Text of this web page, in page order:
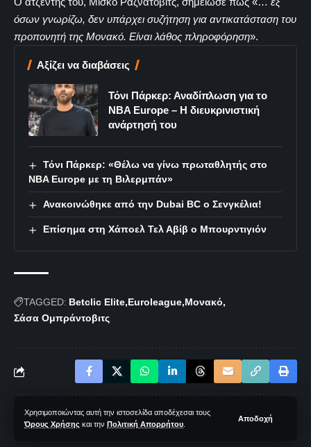
Χρησιμοποιώντας αυτή την ιστοσελίδα αποδέχεσαι τους
Όρους Χρήσης και την Πολιτική Απορρήτου
Αποδοχή
όσων γνωρίζω, δεν υπάρχει συζήτηση για αντικατάσταση του
προπονητή της Μονακό. Είναι λάθος πληροφόρηση».
Αξίζει να διαβάσεις
Τόνι Πάρκερ: Αναδίπλωση για το
NBA Europe – Η διευκρινιστική
ανάρτησή του
Τόνι Πάρκερ: «Θέλω να γίνω πρωταθλητής στο
NBA Europe με τη Βιλερμπάν»
Ανακοινώθηκε από την Dubai BC ο Σενγκέλια!
Επίσημα στη Χάποελ Τελ Αβίβ ο Μπουρντιγιόν
TAGGED: Betclic Elite Euroleague Μονακό
Σάσα Ομπράντοβιτς
Δεν υπάρχουν Σχόλια